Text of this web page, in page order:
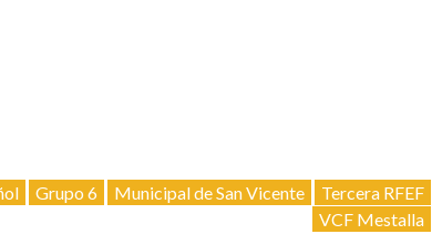
Grupo 6 Municipal de San Vicente
Tercera RFEF
VCF Mestalla